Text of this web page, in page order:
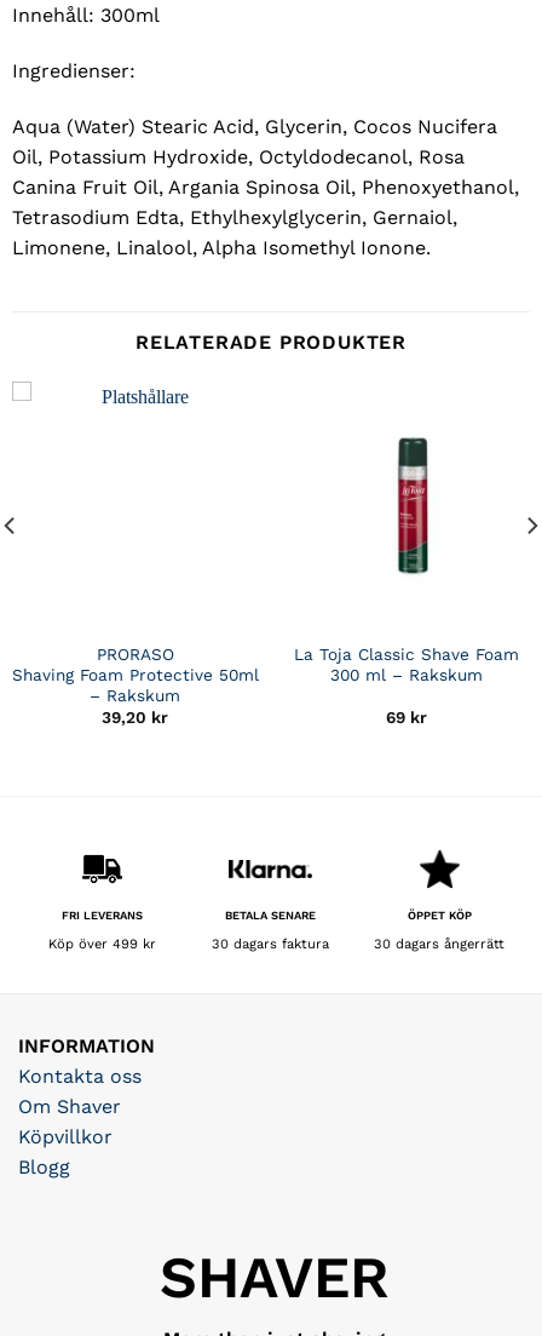
Innehåll: 300ml
Ingredienser:
Aqua (Water) Stearic Acid, Glycerin, Cocos Nucifera
Oil, Potassium Hydroxide, Octyldodecanol, Rosa
Canina Fruit Oil, Argania Spinosa Oil, Phenoxyethanol,
Tetrasodium Edta, Ethylhexylglycerin, Gernaiol,
Limonene, Linalool, Alpha Isomethyl Ionone.
RELATERADE PRODUKTER
PRORASO
Shaving Foam Protective 50ml
– Rakskum
39,20 kr
La Toja Classic Shave Foam
300 ml – Rakskum
69 kr
FRI LEVERANS
Köp över 499 kr
BETALA SENARE
30 dagars faktura
ÖPPET KÖP
30 dagars ångerrätt
INFORMATION
Kontakta oss
Om Shaver
Köpvillkor
Blogg
SHAVER